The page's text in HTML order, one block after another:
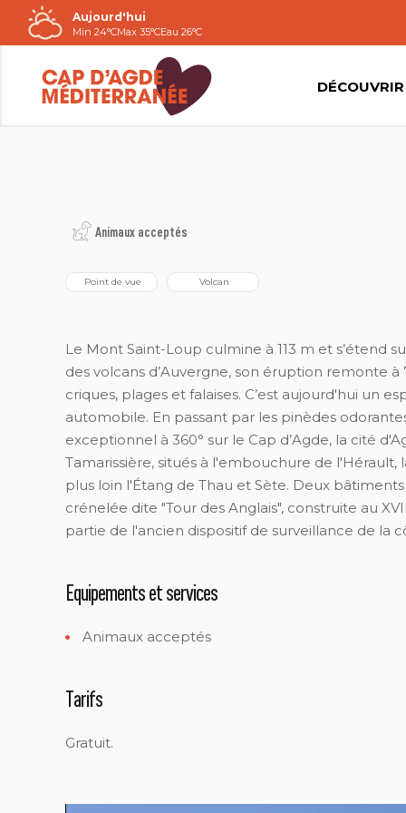
Passer
au
contenu
Aujourd'hui
Min 24°CMax 35°CEau 26°C
DÉCOUVRIR
Animaux acceptés
Point de vue Volcan
Le Mont Saint-Loup culmine à 113 m et s’étend
des volcans d’Auvergne, son éruption remonte
criques, plages et falaises. C’est aujourd'hui un
automobile. En passant par les pinèdes
exceptionnel à 360° sur le Cap d’Agde, la cité
Tamarissière, situés à l'embouchure de
plus loin l'Étang de Thau et Sète. Deux
crénelée dite "Tour des Anglais", construite au
partie de l'ancien dispositif de surveillance de la
Equipements et services
Animaux acceptés
Tarifs
Gratuit.